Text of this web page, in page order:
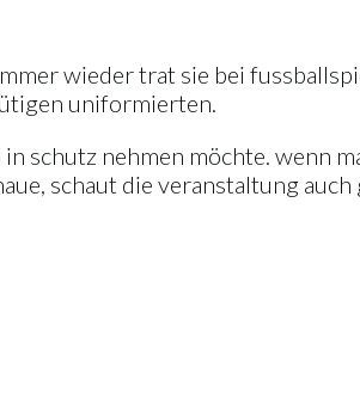
wieder trat sie bei
uniformierten.
schutz nehmen möchte. wenn
schaut die veranstaltung auch